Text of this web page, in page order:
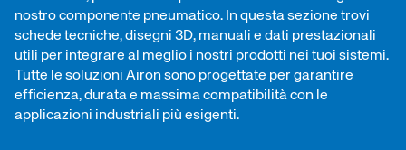
nostro componente pneumatico. In questa sezione trovi
schede tecniche, disegni 3D, manuali e dati prestazionali
utili per integrare al meglio i nostri prodotti nei tuoi sistemi.
Tutte le soluzioni Airon sono progettate per garantire
efficienza, durata e massima compatibilità con le
applicazioni industriali più esigenti.